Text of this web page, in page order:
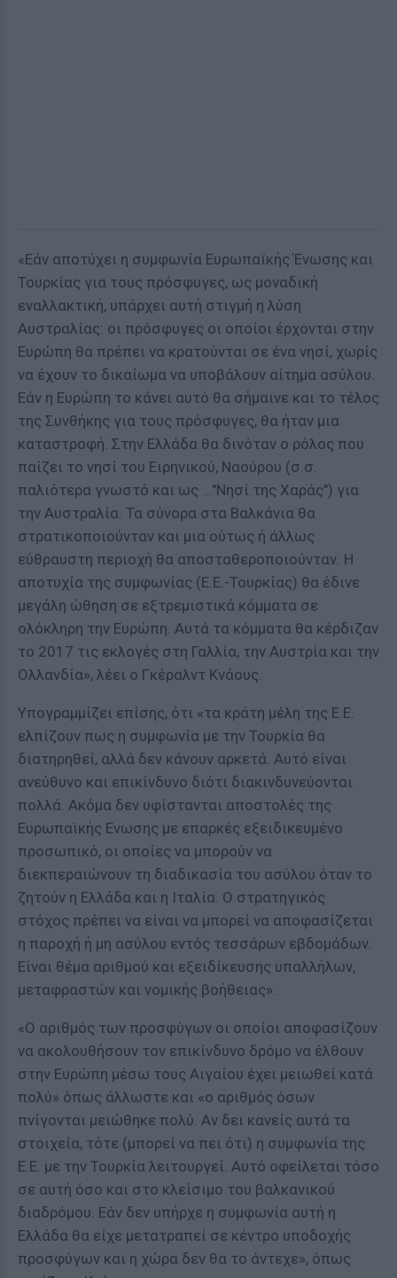
«Εάν αποτύχει η συμφωνία Ευρωπαϊκής Ένωσης και
Τουρκίας για τους πρόσφυγες, ως μοναδική
εναλλακτική, υπάρχει αυτή στιγμή η λύση
Αυστραλίας: οι πρόσφυγες οι οποίοι έρχονται στην
Ευρώπη θα πρέπει να κρατούνται σε ένα νησί, χωρίς
να έχουν το δικαίωμα να υποβάλουν αίτημα ασύλου.
Εάν η Ευρώπη το κάνει αυτό θα σήμαινε και το τέλος
της Συνθήκης για τους πρόσφυγες, θα ήταν μια
καταστροφή. Στην Ελλάδα θα δινόταν ο ρόλος που
παίζει το νησί του Ειρηνικού, Ναούρου (σ.σ.
παλιότερα γνωστό και ως ..."Νησί της Χαράς") για
την Αυστραλία. Τα σύνορα στα Βαλκάνια θα
στρατικοποιούνταν και μια ούτως ή άλλως
εύθραυστη περιοχή θα αποσταθεροποιούνταν. Η
αποτυχία της συμφωνίας (Ε.Ε.-Τουρκίας) θα έδινε
μεγάλη ώθηση σε εξτρεμιστικά κόμματα σε
ολόκληρη την Ευρώπη. Αυτά τα κόμματα θα κέρδιζαν
το 2017 τις εκλογές στη Γαλλία, την Αυστρία και την
Ολλανδία», λέει ο Γκέραλντ Κνάους.
Υπογραμμίζει επίσης, ότι «τα κράτη μέλη της Ε.Ε.
ελπίζουν πως η συμφωνία με την Τουρκία θα
διατηρηθεί, αλλά δεν κάνουν αρκετά. Αυτό είναι
ανεύθυνο και επικίνδυνο διότι διακινδυνεύονται
πολλά. Ακόμα δεν υφίστανται αποστολές της
Ευρωπαϊκής Ενωσης με επαρκές εξειδικευμένο
προσωπικό, οι οποίες να μπορούν να
διεκπεραιώνουν τη διαδικασία του ασύλου όταν το
ζητούν η Ελλάδα και η Ιταλία. Ο στρατηγικός
στόχος πρέπει να είναι να μπορεί να αποφασίζεται
η παροχή ή μη ασύλου εντός τεσσάρων εβδομάδων.
Είναι θέμα αριθμού και εξειδίκευσης υπαλλήλων,
μεταφραστών και νομικής βοήθειας».
«Ο αριθμός των προσφύγων οι οποίοι αποφασίζουν
να ακολουθήσουν τον επικίνδυνο δρόμο να έλθουν
στην Ευρώπη μέσω τους Αιγαίου έχει μειωθεί κατά
πολύ» όπως άλλωστε και «ο αριθμός όσων
πνίγονται μειώθηκε πολύ. Αν δει κανείς αυτά τα
στοιχεία, τότε (μπορεί να πει ότι) η συμφωνία της
Ε.Ε. με την Τουρκία λειτουργεί. Αυτό οφείλεται τόσο
σε αυτή όσο και στο κλείσιμο του βαλκανικού
διαδρόμου. Εάν δεν υπήρχε η συμφωνία αυτή η
Ελλάδα θα είχε μετατραπεί σε κέντρο υποδοχής
προσφύγων και η χώρα δεν θα το άντεχε», όπως